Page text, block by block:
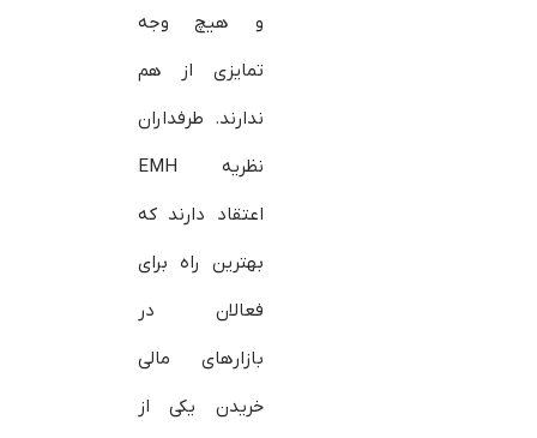
و هیچ وجه
تمایزی از هم
ندارند. طرفداران
نظریه EMH
اعتقاد دارند که
بهترین راه برای
فعالان در
بازارهای مالی
خریدن یکی از